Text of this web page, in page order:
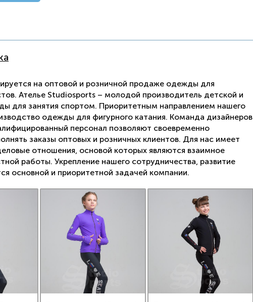
на оптовой и розничной продаже одежды для
Ателье Studiosports – молодой производитель детской и
для занятия спортом. Приоритетным направлением нашего
одежды для фигурного катания. Команда дизайнеров
персонал позволяют своевременно
заказы оптовых и розничных клиентов. Для нас имеет
отношения, основой которых являются взаимное
работы. Укрепление нашего сотрудничества, развитие
основной и приоритетной задачей компании.